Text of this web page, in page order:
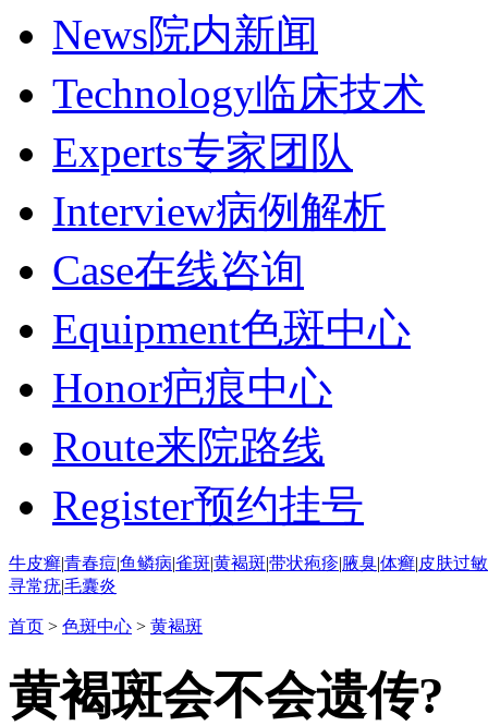
News院内新闻
Technology临床技术
Experts专家团队
Interview病例解析
Case在线咨询
Equipment色斑中心
Honor疤痕中心
Route来院路线
Register预约挂号
牛皮癣|青春痘|鱼鳞病|雀斑|黄褐斑|带状疱疹|腋臭|体癣|皮肤过敏
寻常疣|毛囊炎
首页 > 色斑中心 > 黄褐斑
黄褐斑会不会遗传?